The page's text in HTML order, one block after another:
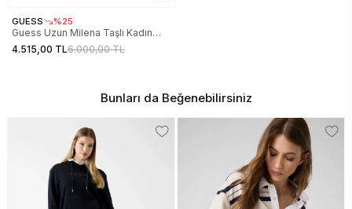
GUESS %25
Guess Uzun Milena Taşlı Kadın
Kahverengi Etek W6RD58KAQL2-
G1EA
4.515,00 TL6.000,00 TL
Bunları da Beğenebilirsiniz